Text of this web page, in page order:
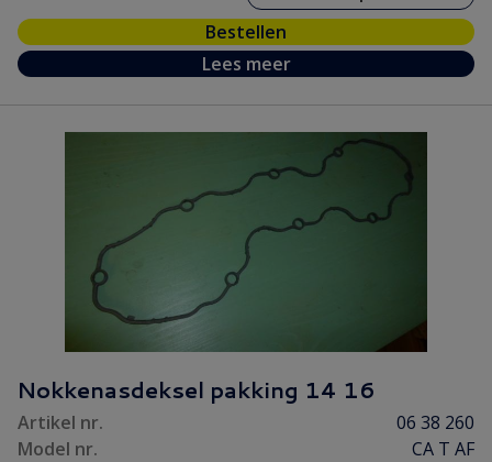
Bestellen
Lees meer
Nokkenasdeksel pakking 14 16
Artikel nr.
06 38 260
Model nr.
CA T AF